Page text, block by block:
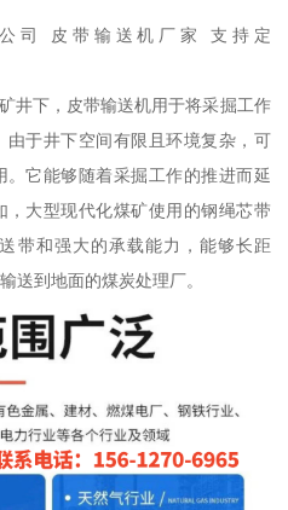
司 皮带输送机厂家 支持定
下，皮带输送机用于将采掘工作
于井下空间有限且环境复杂，可
它能够随着采掘工作的推进而延
大型现代化煤矿使用的钢绳芯带
带和强大的承载能力，能够长距
送到地面的煤炭处理厂。